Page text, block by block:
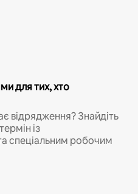
для тих, хто
відрядження? Знайдіть
із
спеціальним робочим